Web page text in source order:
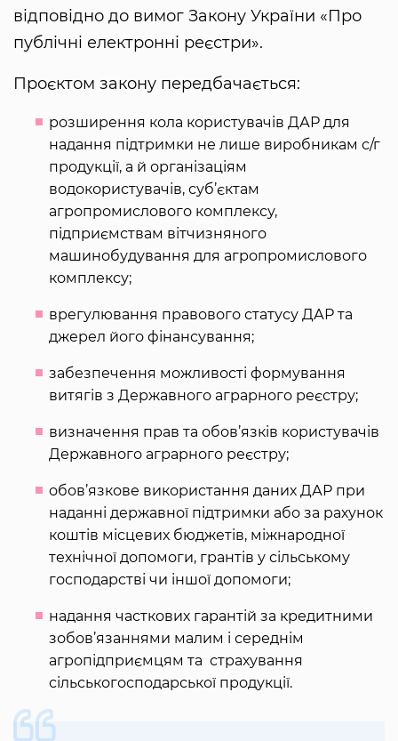
відповідно до вимог Закону України «Про
публічні електронні реєстри».
Проєктом закону передбачається:
розширення кола користувачів ДАР для
надання підтримки не лише виробникам с/г
продукції, а й організаціям
водокористувачів, суб’єктам
агропромислового комплексу,
підприємствам вітчизняного
машинобудування для агропромислового
комплексу;
врегулювання правового статусу ДАР та
джерел його фінансування;
забезпечення можливості формування
витягів з Державного аграрного реєстру;
визначення прав та обов’язків користувачів
Державного аграрного реєстру;
обов’язкове використання даних ДАР при
наданні державної підтримки або за рахунок
коштів місцевих бюджетів, міжнародної
технічної допомоги, грантів у сільському
господарстві чи іншої допомоги;
надання часткових гарантій за кредитними
зобов’язаннями малим і середнім
агропідприємцям та страхування
сільськогосподарської продукції.